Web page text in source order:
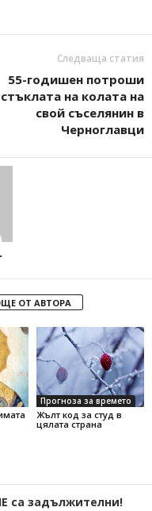
Следваща статия
55-годишен потроши
стъклата на колата на
свой съселянин в
Черноглавци
ОТ АВТОРА
Прогноза за времето
Жълт код за студ в
цялата страна
са задължителни!